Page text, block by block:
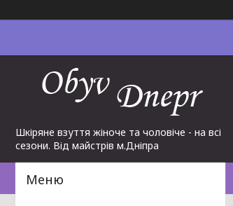
Шкіряне взуття жіноче та чоловіче - на всі
сезони. Від майстрів м.Дніпра